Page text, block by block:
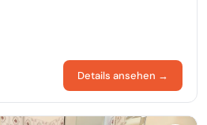
Details ansehen →